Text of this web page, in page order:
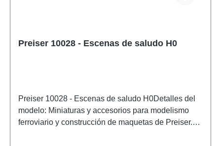
Preiser 10028 - Escenas de saludo H0
Preiser 10028 - Escenas de saludo H0Detalles del
modelo: Miniaturas y accesorios para modelismo
ferroviario y construcción de maquetas de Preiser.